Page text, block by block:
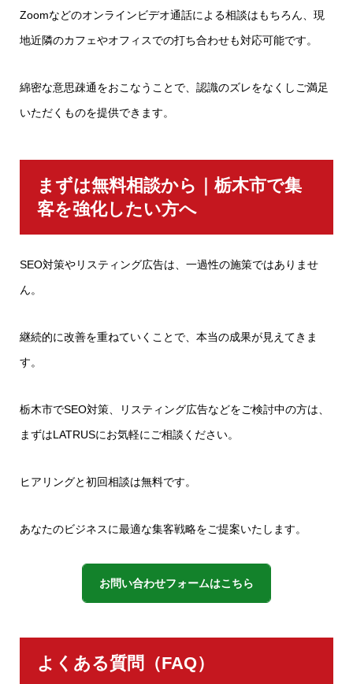
Zoomなどのオンラインビデオ通話による相談はもちろん、現
地近隣のカフェやオフィスでの打ち合わせも対応可能です。
綿密な意思疎通をおこなうことで、認識のズレをなくしご満足
いただくものを提供できます。
まずは無料相談から｜栃木市で集
客を強化したい方へ
SEO対策やリスティング広告は、一過性の施策ではありませ
ん。
継続的に改善を重ねていくことで、本当の成果が見えてきま
す。
栃木市でSEO対策、リスティング広告などをご検討中の方は、
まずはLATRUSにお気軽にご相談ください。
ヒアリングと初回相談は無料です。
あなたのビジネスに最適な集客戦略をご提案いたします。
お問い合わせフォームはこちら
よくある質問（FAQ）